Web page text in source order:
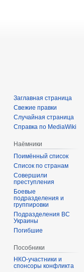
Заглавная страница
Свежие правки
Случайная страница
Справка по MediaWiki
Наёмники
Поимённый список
Список по странам
Совершили
преступления
Боевые
подразделения и
группировки
Подразделения ВС
Украины
Погибшие
Пособники
спонсоры конфликта